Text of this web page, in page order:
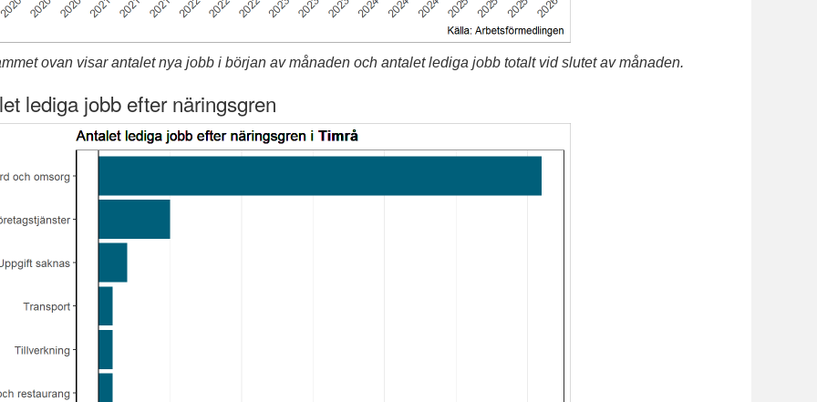
ovan visar antalet nya jobb i början av månaden och antalet lediga jobb totalt vid slutet av månaden.
lediga jobb efter näringsgren